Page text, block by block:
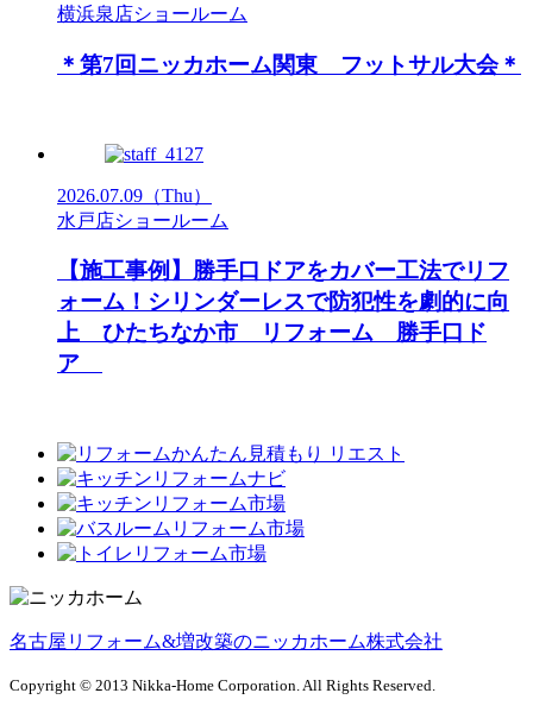
横浜泉店ショールーム
＊第7回ニッカホーム関東 フットサル大会＊
2026.07.09 （Thu）
水戸店ショールーム
【施工事例】勝手口ドアをカバー工法でリフ
ォーム！シリンダーレスで防犯性を劇的に向
上 ひたちなか市 リフォーム 勝手口ド
ア
名古屋リフォーム&増改築のニッカホーム株式会社
Copyright © 2013 Nikka-Home Corporation. All Rights Reserved.